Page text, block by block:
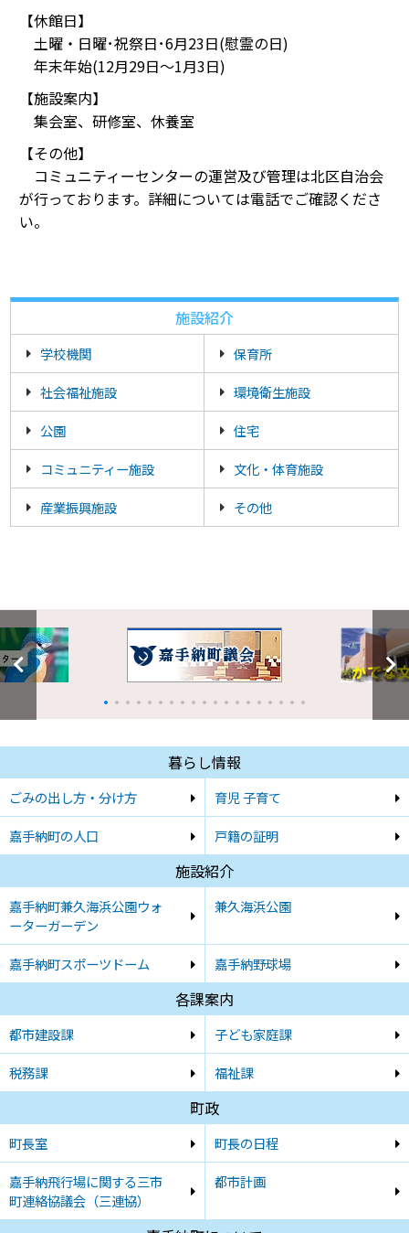
【休館日】
土曜・日曜･祝祭日･6月23日(慰霊の日)
年末年始(12月29日～1月3日)
【施設案内】
集会室、研修室、休養室
【その他】
コミュニティーセンターの運営及び管理は北区自治会
が行っております。詳細については電話でご確認くださ
い。
施設紹介
学校機関
保育所
社会福祉施設
環境衛生施設
公園
住宅
コミュニティー施設
文化・体育施設
産業振興施設
その他
暮らし情報
ごみの出し方・分け方
育児 子育て
嘉手納町の人口
戸籍の証明
施設紹介
嘉手納町兼久海浜公園ウォ
ーターガーデン
兼久海浜公園
嘉手納町スポーツドーム 嘉手納野球場
各課案内
都市建設課
子ども家庭課
税務課
福祉課
町政
町長室
町長の日程
嘉手納飛行場に関する三市
町連絡協議会（三連協）
都市計画